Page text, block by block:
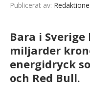
Publicerat av:
Bara i
miljarder
energidryck
och Red Bull.